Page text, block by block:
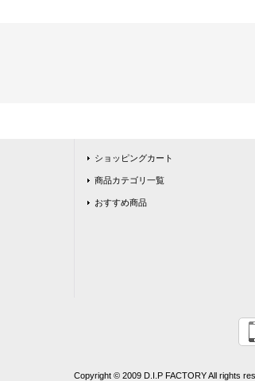
ショッピングカート
商品カテゴリ一覧
おすすめ商品
Copyright © 2009 D.I.P FACTORY All rights